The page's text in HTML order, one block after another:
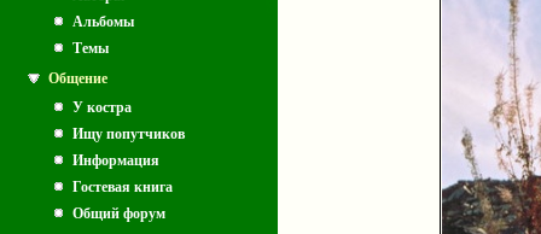
Альбомы
Темы
Общение
У костра
Ищу попутчиков
Информация
Гостевая книга
Общий форум